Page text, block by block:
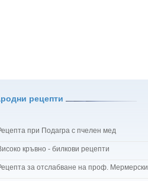
рецепти
при Подагра с пчелен мед
кръвно - билкови рецепти
за отслабване на проф. Мермерски